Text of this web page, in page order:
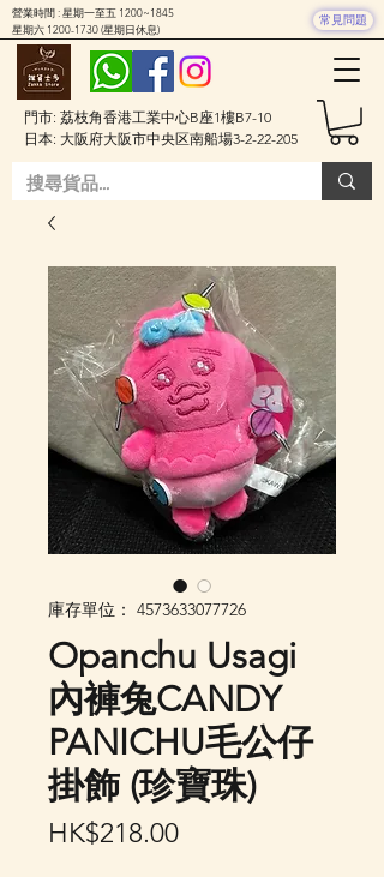
門市: 荔枝角香港工業中心B座1樓B7-10
日本: 大阪府大阪市中央区南船場3-2-22-205
營業時間 : 星期一至五 1200~1845
星期六 1200-1730(星期日休息)
常見問題
庫存單位： 4573633077726
Opanchu Usagi
內褲兔CANDY
PANICHU毛公仔
掛飾 (珍寶珠)
HK$218.00價